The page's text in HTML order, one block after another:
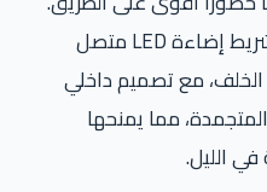
يمتد شريط إضاءة LED متصل
مع تصميم داخلي
مما يمنحها
الليل.